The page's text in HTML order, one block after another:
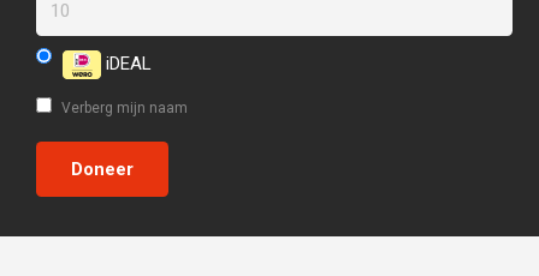
iDEAL
Verberg mijn naam